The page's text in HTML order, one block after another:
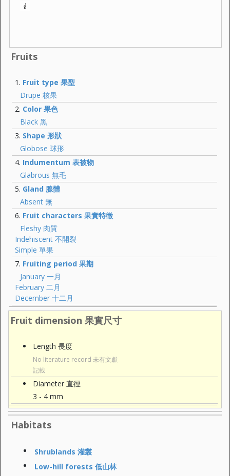
Fruits
Fruit type 果型
Drupe 核果
Color 果色
Black 黑
Shape 形狀
Globose 球形
Indumentum 表被物
Glabrous 無毛
Gland 腺體
Absent 無
Fruit characters 果實特徵
Fleshy 肉質
Indehiscent 不開裂
Simple 單果
Fruiting period 果期
January 一月
February 二月
December 十二月
Fruit dimension 果實尺寸
Length 長度
No literature record 未有文獻
記載
Diameter 直徑
3 - 4 mm
Habitats
Shrublands 灌叢
Low-hill forests 低山林